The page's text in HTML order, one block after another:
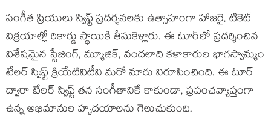
సంగీత ప్రియులు స్విఫ్ట్ ప్రదర్శనలకు ఉత్సాహంగా హాజరై, టికెట్
విక్రయాల్లో రికార్డు స్థాయికి తీసుకెళ్లారు. ఈ టూర్‌లో ప్రదర్శించిన
విశేషమైన స్టేజింగ్, మ్యూజిక్, వందలాది కళాకారుల భాగస్వామ్యం
టేలర్ స్విఫ్ట్ క్రియేటివిటీని మరో మారు నిరూపించింది. ఈ టూర్
ద్వారా టేలర్ స్విఫ్ట్ తన సంగీతానికే కాకుండా, ప్రపంచవ్యాప్తంగా
ఉన్న అభిమానుల హృదయాలను గెలుచుకుంది.